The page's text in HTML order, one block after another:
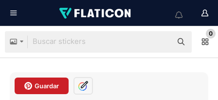
0
Guardar